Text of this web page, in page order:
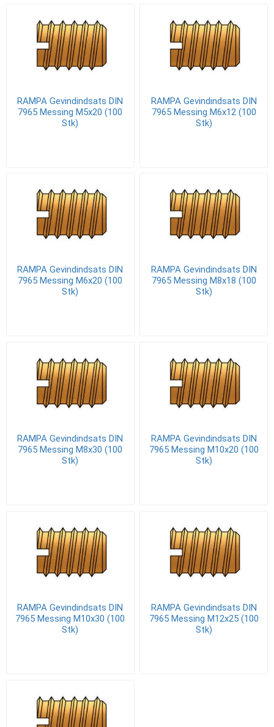
RAMPA Gevindindsats DIN
7965 Messing M5x20 (100
Stk)
RAMPA Gevindindsats DIN
7965 Messing M6x12 (100
Stk)
RAMPA Gevindindsats DIN
7965 Messing M6x20 (100
Stk)
RAMPA Gevindindsats DIN
7965 Messing M8x18 (100
Stk)
RAMPA Gevindindsats DIN
7965 Messing M8x30 (100
Stk)
RAMPA Gevindindsats DIN
7965 Messing M10x20 (100
Stk)
RAMPA Gevindindsats DIN
7965 Messing M10x30 (100
Stk)
RAMPA Gevindindsats DIN
7965 Messing M12x25 (100
Stk)